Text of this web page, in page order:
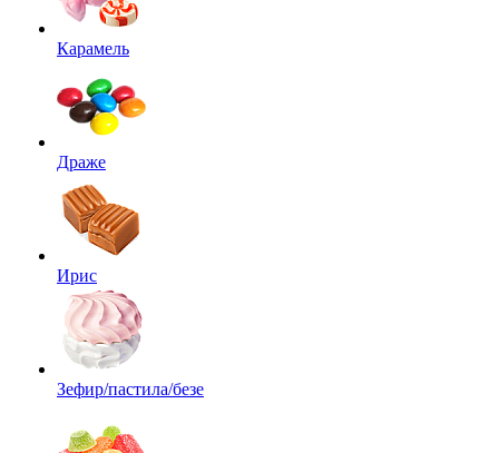
Карамель
Драже
Ирис
Зефир/пастила/безе